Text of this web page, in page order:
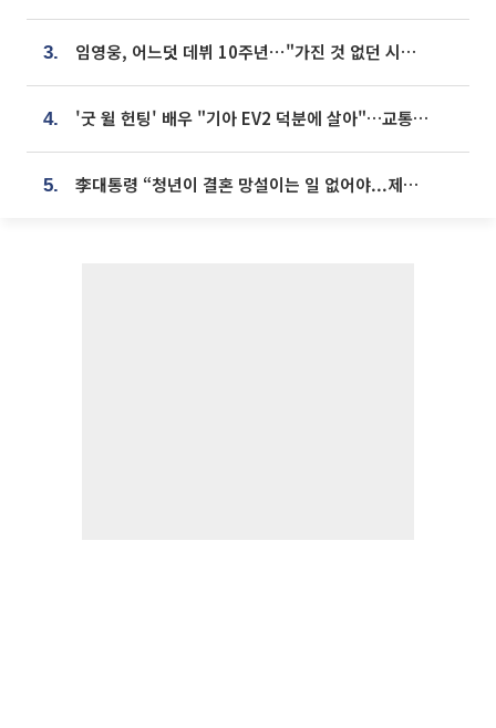
3. 임영웅, 어느덧 데뷔 10주년⋯"가진 것 없던 시절, 내 앞엔 20명의 팬뿐"
4. '굿 윌 헌팅' 배우 "기아 EV2 덕분에 살아"…교통사고 후 안전성 극찬
5. 李대통령 “청년이 결혼 망설이는 일 없어야...제도상 불이익 조사”